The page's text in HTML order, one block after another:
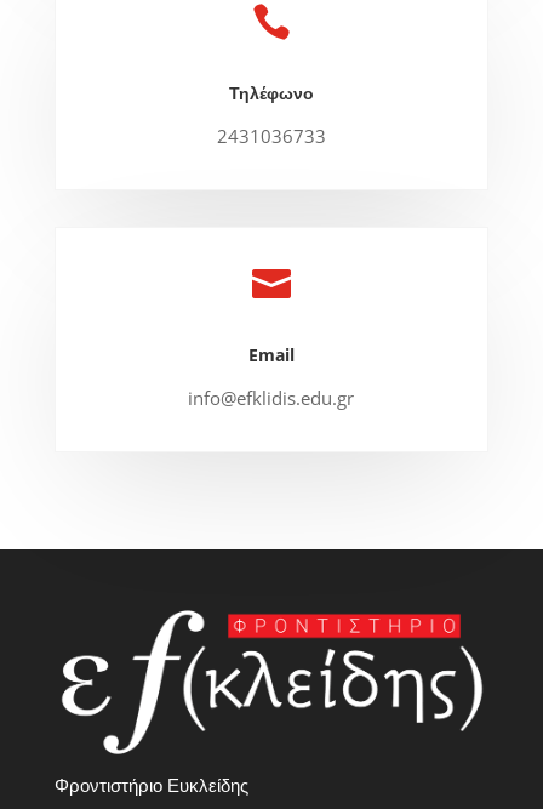

Τηλέφωνο
2431036733

Email
info@efklidis.edu.gr
Φροντιστήριο Ευκλείδης